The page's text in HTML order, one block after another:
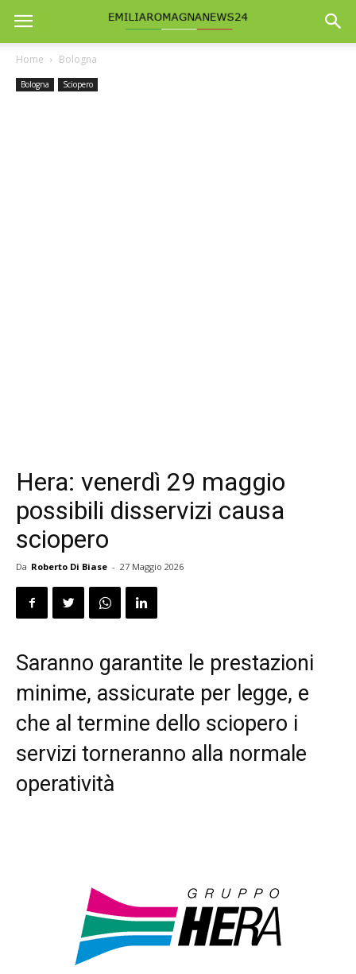
Home Bologna
Bologna Sciopero
Hera: venerdì 29 maggio
possibili disservizi causa
sciopero
Da Roberto Di Biase - 27 Maggio 2026
Saranno garantite le prestazioni
minime, assicurate per legge, e
che al termine dello sciopero i
servizi torneranno alla normale
operatività